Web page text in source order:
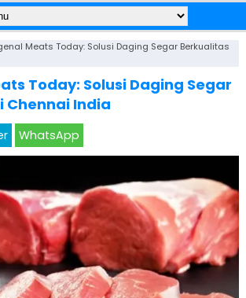
Meats Today: Solusi Daging Segar Berkualitas
Today: Solusi Daging Segar
Chennai India
WhatsApp